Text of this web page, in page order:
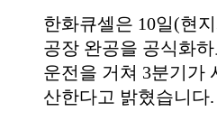
한화큐셀은 10일(현
공장 완공을 공식화
운전을 거쳐 3분기가
산한다고 밝혔습니다.